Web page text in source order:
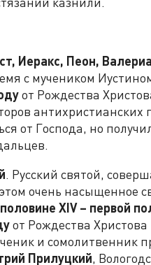
Иеракс, Пеон,
с мучеником
от Рождества
антихристианских
от Господа, но
. Русский святой,
очень насыщенное
XIV– первой
от Рождества
и сомолитвенник
Прилуцкий,